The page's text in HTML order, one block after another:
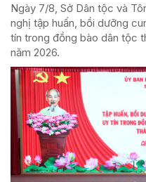
Ngày 7/8, Sở Dân tộc và
nghị tập huấn, bồi dưỡng
tín trong đồng bào dân tộc
năm 2026.